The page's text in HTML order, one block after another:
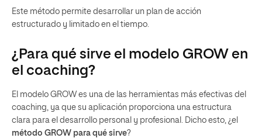
Este método permite desarrollar un plan de acción
estructurado y limitado en el tiempo.
¿Para qué sirve el modelo GROW en
el coaching?
El modelo GROW es una de las herramientas más efectivas del
coaching, ya que su aplicación proporciona una estructura
clara para el desarrollo personal y profesional. Dicho esto, ¿el
método GROW para qué sirve?